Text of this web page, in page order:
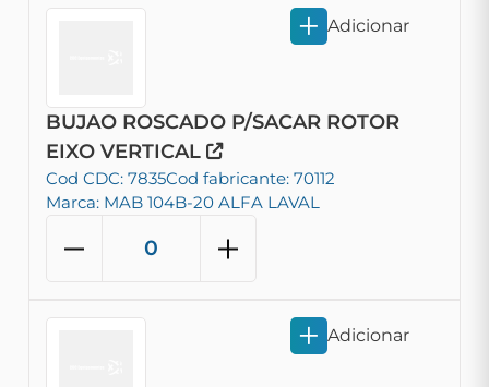
BUJAO ROSCADO P/SACAR ROTOR
EIXO VERTICAL
Cod CDC: 7835Cod fabricante: 70112
Marca: MAB 104B-20 ALFA LAVAL
Adicionar
Adicionar